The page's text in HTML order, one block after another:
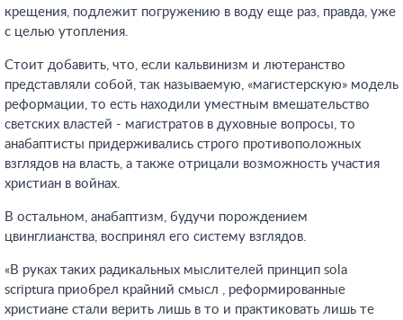
крещения, подлежит погружению в воду еще раз, правда, уже
с целью утопления.
Стоит добавить, что, если кальвинизм и лютеранство
представляли собой, так называемую, «магистерскую» модель
реформации, то есть находили уместным вмешательство
светских властей - магистратов в духовные вопросы, то
анабаптисты придерживались строго противоположных
взглядов на власть, а также отрицали возможность участия
христиан в войнах.
В остальном, анабаптизм, будучи порождением
цвинглианства, воспринял его систему взглядов.
«В руках таких радикальных мыслителей принцип sola
scriptura приобрел крайний смысл , реформированные
христиане стали верить лишь в то и практиковать лишь те